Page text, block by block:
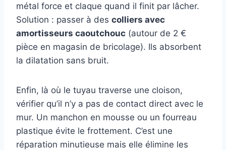
métal force et claque quand il finit par lâcher.
Solution : passer à des colliers avec
amortisseurs caoutchouc (autour de 2 €
pièce en magasin de bricolage). Ils absorbent
la dilatation sans bruit.
Enfin, là où le tuyau traverse une cloison,
vérifier qu’il n’y a pas de contact direct avec le
mur. Un manchon en mousse ou un fourreau
plastique évite le frottement. C’est une
réparation minutieuse mais elle élimine les